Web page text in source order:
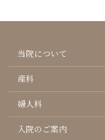
当院について
産科
婦人科
入院のご案内